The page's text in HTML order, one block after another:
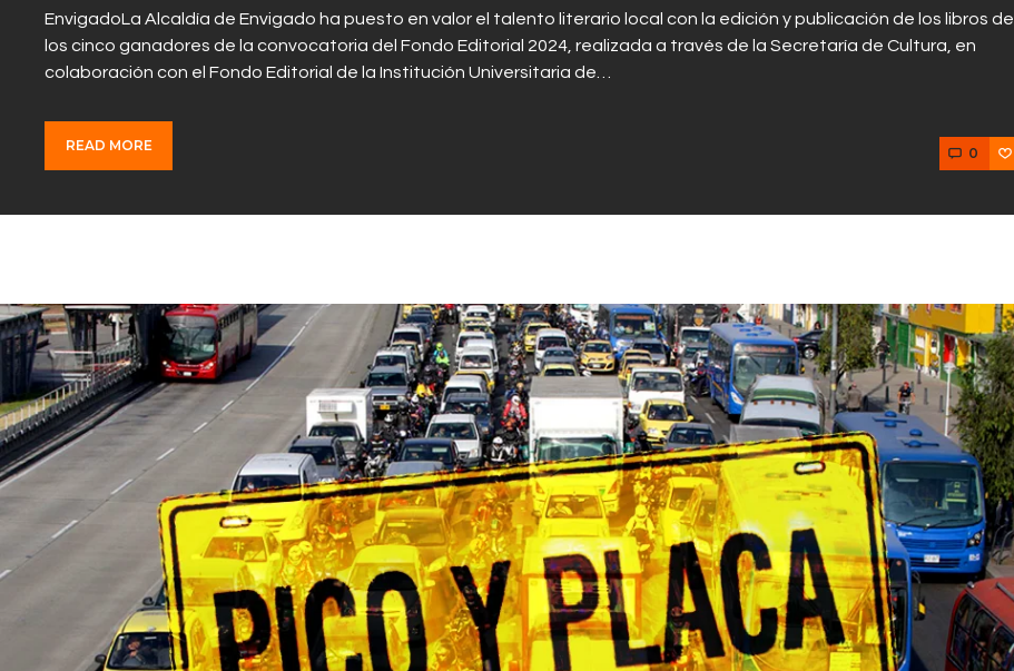
EnvigadoLa Alcaldía de Envigado ha puesto en valor el talento literario local con la edición y publicación de los libros de
los cinco ganadores de la convocatoria del Fondo Editorial 2024, realizada a través de la Secretaría de Cultura, en
colaboración con el Fondo Editorial de la Institución Universitaria de…
READ MORE 0